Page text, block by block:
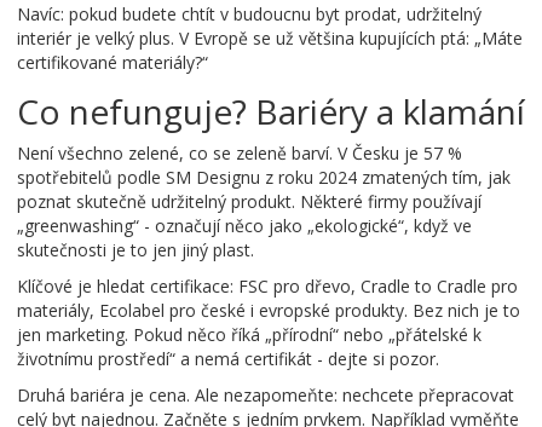
Navíc: pokud budete chtít v budoucnu byt prodat, udržitelný
interiér je velký plus. V Evropě se už většina kupujících ptá: „Máte
certifikované materiály?“
Co nefunguje? Bariéry a klamání
Není všechno zelené, co se zeleně barví. V Česku je 57 %
spotřebitelů podle SM Designu z roku 2024 zmatených tím, jak
poznat skutečně udržitelný produkt. Některé firmy používají
„greenwashing“ - označují něco jako „ekologické“, když ve
skutečnosti je to jen jiný plast.
Klíčové je hledat certifikace: FSC pro dřevo, Cradle to Cradle pro
materiály, Ecolabel pro české i evropské produkty. Bez nich je to
jen marketing. Pokud něco říká „přírodní“ nebo „přátelské k
životnímu prostředí“ a nemá certifikát - dejte si pozor.
Druhá bariéra je cena. Ale nezapomeňte: nechcete přepracovat
celý byt najednou. Začněte s jedním prvkem. Například vyměňte